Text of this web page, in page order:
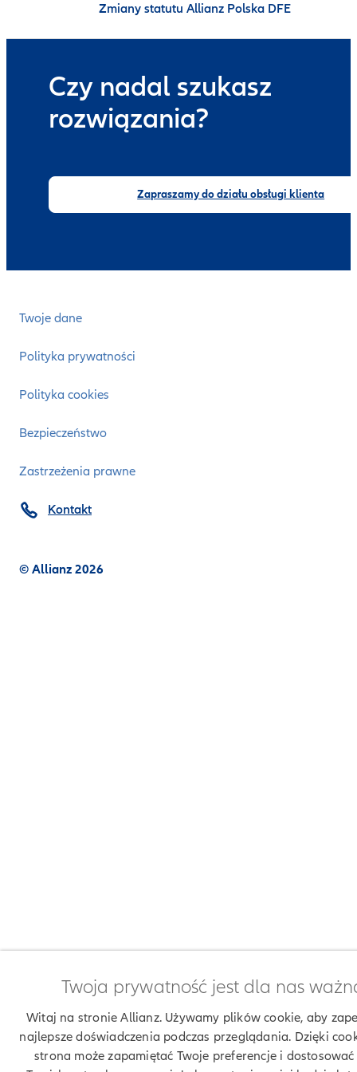
Czy nadal szukasz
rozwiązania?
Zapraszamy do działu obsługi klienta
Twoje dane
Polityka prywatności
Polityka cookies
Bezpieczeństwo
Zastrzeżenia prawne
© Allianz 2026
Kontakt
Zmiany statutu Allianz Polska DFE
Twoja prywatność jest dla nas
Witaj na stronie Allianz. Używamy plików cookie, aby
najlepsze doświadczenia podczas przeglądania. Dzięki
strona może zapamiętać Twoje preferencje i